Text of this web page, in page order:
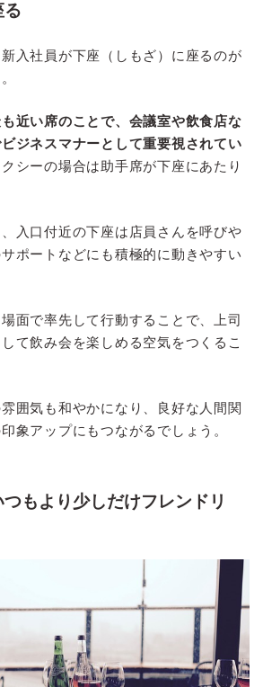
る
入社員が下座（しもざ）に座るのが
近い席のことで、会議室や飲食店な
ジネスマナーとして重要視されてい
シーの場合は助手席が下座にあたり
入口付近の下座は店員さんを呼びや
ポートなどにも積極的に動きやすい
面で率先して行動することで、上司
て飲み会を楽しめる空気をつくるこ
囲気も和やかになり、良好な人間関
象アップにもつながるでしょう。
もより少しだけフレンドリ